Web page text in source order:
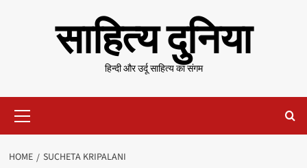
साहित्य दुनिया
हिन्दी और उर्दू साहित्य का संगम
Menu
HOME SUCHETA KRIPALANI